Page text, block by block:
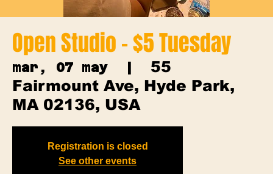
Open Studio - $5 Tuesday
mar, 07 may
  |
55
Fairmount Ave, Hyde Park,
MA 02136, USA
Registration is closed
See other events